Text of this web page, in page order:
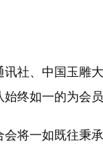
讯社、中国玉雕
终如一的为会
会将一如既往秉